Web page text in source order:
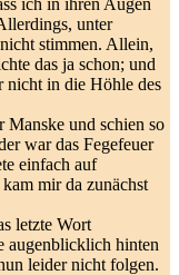
unter
stimmen. Allein,
das ja schon; und
nicht in die Höhle des
Manske und schien so
war das Fegefeuer
einfach auf
mir da zunächst
letzte Wort
augenblicklich hinten
leider nicht folgen.